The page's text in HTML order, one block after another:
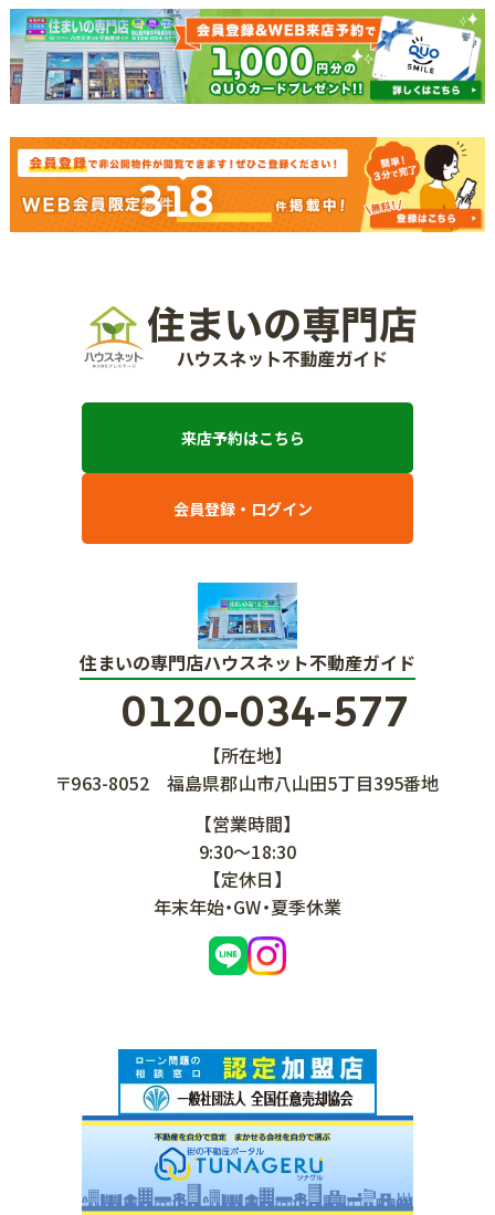
318
来店予約はこちら
会員登録・ログイン
住まいの専門店ハウスネット不動産ガイド
0120-034-577
【所在地】
〒963-8052
福島県郡山市八山田5丁目395番地
【営業時間】
9:30～18:30
【定休日】
年末年始・GW・夏季休業